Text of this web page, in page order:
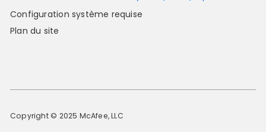
Configuration système requise
Plan du site
Copyright © 2025 McAfee, LLC